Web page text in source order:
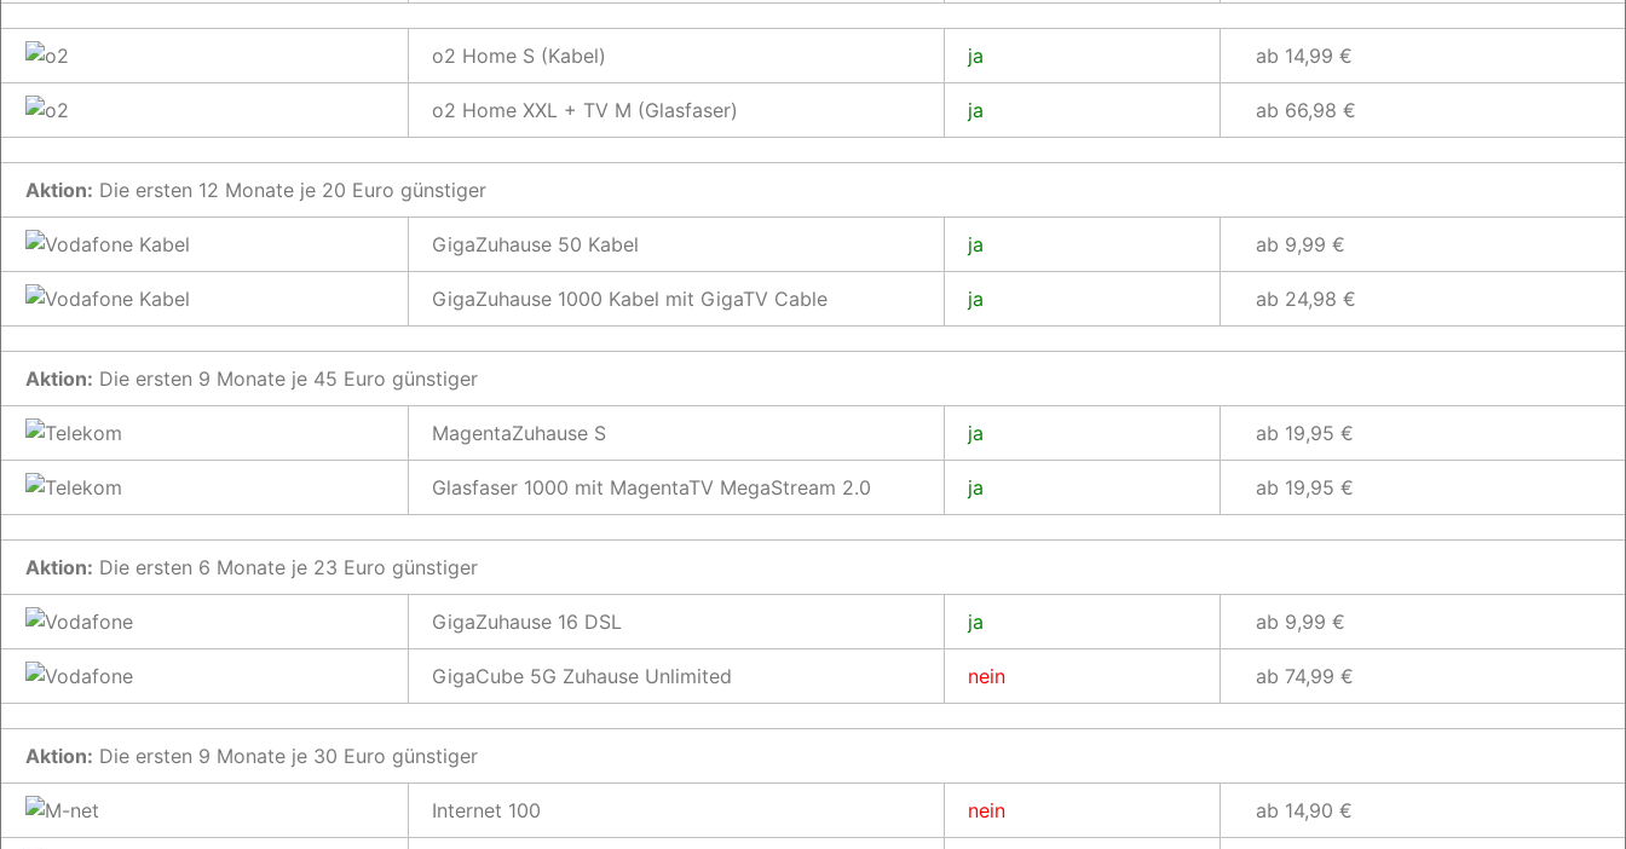
o2 Home S (Kabel) ja ab 14,99 €
o2 Home XXL + TV M (Glasfaser) ja ab 66,98 €
Aktion: Die ersten 12 Monate je 20 Euro günstiger
GigaZuhause 50 Kabel ja ab 9,99 €
GigaZuhause 1000 Kabel mit GigaTV Cable ja ab 24,98 €
Aktion: Die ersten 9 Monate je 45 Euro günstiger
MagentaZuhause S ja ab 19,95 €
Glasfaser 1000 mit MagentaTV MegaStream 2.0 ja ab 19,95 €
Aktion: Die ersten 6 Monate je 23 Euro günstiger
GigaZuhause 16 DSL ja ab 9,99 €
GigaCube 5G Zuhause Unlimited nein ab 74,99 €
Aktion: Die ersten 9 Monate je 30 Euro günstiger
Internet 100 nein ab 14,90 €